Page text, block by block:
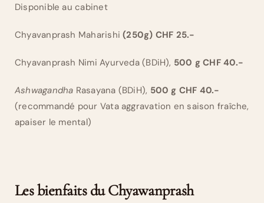
Disponible au cabinet
Chyavanprash Maharishi(250g) CHF 25.-
Chyavanprash Nimi Ayurveda (BDiH), 500 g CHF 40.-
Ashwagandha Rasayana (BDiH), 500 g CHF 40.-
(recommandé pour Vata aggravation en saison fraîche,
apaiser le mental)
Les bienfaits du Chyawanprash